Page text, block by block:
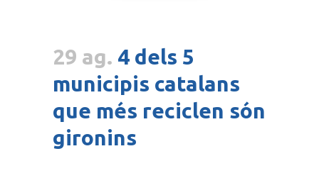
29 ag. 4 dels 5
municipis catalans
que més reciclen són
gironins